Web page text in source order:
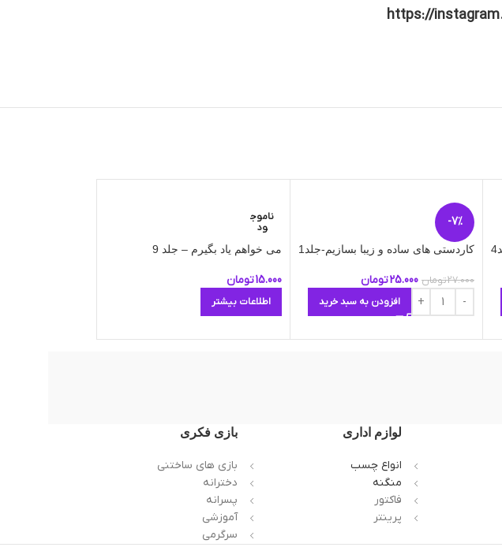
https://
-7%
کاردستی های ساده و زیبا بسازیم-جلد1
27.000تومان 25.000تومان
افزودن به سبد خرید
ناموج
ود
می خواهم یاد بگیرم – جلد 9
15.000تومان
اطلاعات بیشتر
لوازم اداری
انواع چسب
منگنه
فاکتور
پرینتر
بازی فکری
بازی های ساختنی
دخترانه
پسرانه
آموزشی
سرگرمی